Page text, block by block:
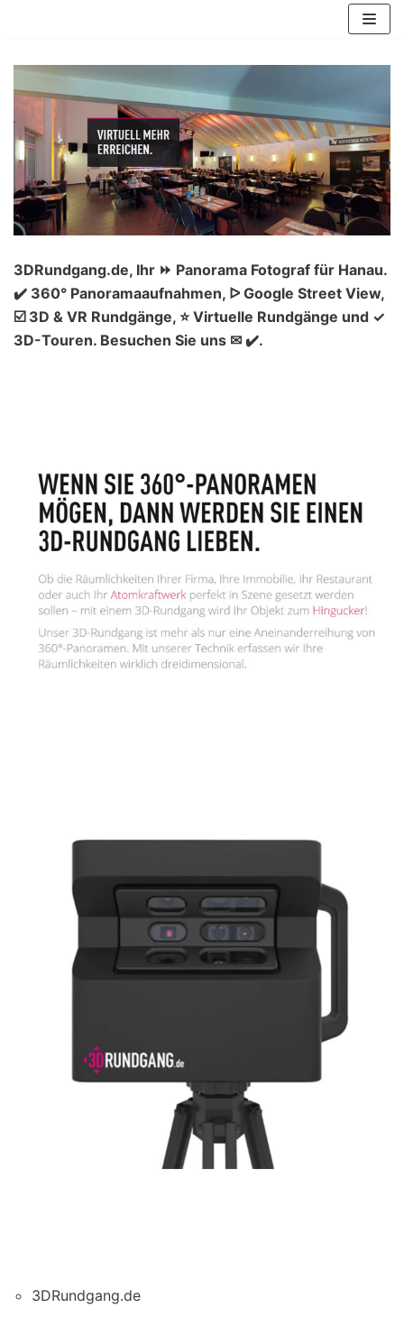
Inhalt
springen
3DRundgang.de, Ihr ⏩ Panorama Fotograf für Hanau.
✔️ 360° Panoramaaufnahmen, ᐅ Google Street View,
☑️ 3D & VR Rundgänge, ⭐ Virtuelle Rundgänge und ✓
3D-Touren. Besuchen Sie uns ✉ ✔️.
3DRundgang.de